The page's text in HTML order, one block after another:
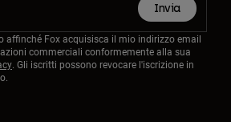
Invia
affinché Fox acquisisca il mio indirizzo email
commerciali conformemente alla sua
. Gli iscritti possono revocare l'iscrizione in